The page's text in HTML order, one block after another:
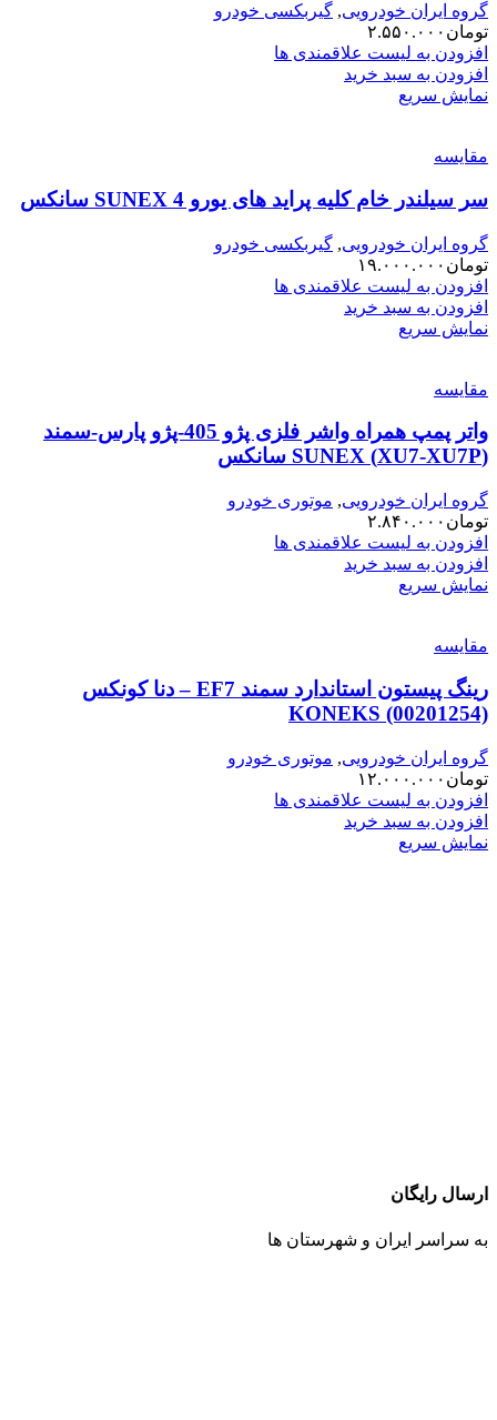
گروه ایران خودرویی, گیربکسی خودرو
تومان ۲.۵۵۰.۰۰۰
افزودن به لیست علاقمندی ها
افزودن به سبد خرید
نمایش سریع
مقایسه
سر سیلندر خام کلیه پراید های یورو 4 SUNEX سانکس
گروه ایران خودرویی, گیربکسی خودرو
تومان ۱۹.۰۰۰.۰۰۰
افزودن به لیست علاقمندی ها
افزودن به سبد خرید
نمایش سریع
مقایسه
واتر پمپ همراه واشر فلزی پژو 405-پژو پارس-سمند
(XU7-XU7P) SUNEX سانکس
گروه ایران خودرویی, موتوری خودرو
تومان ۲.۸۴۰.۰۰۰
افزودن به لیست علاقمندی ها
افزودن به سبد خرید
نمایش سریع
مقایسه
رینگ پیستون استاندارد سمند EF7 – دنا کونکس
KONEKS (00201254)
گروه ایران خودرویی, موتوری خودرو
تومان ۱۲.۰۰۰.۰۰۰
افزودن به لیست علاقمندی ها
افزودن به سبد خرید
نمایش سریع
ارسال رایگان
به سراسر ایران و شهرستان ها